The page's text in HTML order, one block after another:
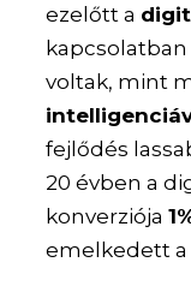
ezelőtt a
kapcsolatban
voltak, mint
fejlődés
20 évben a
konverziója
emelkedett a